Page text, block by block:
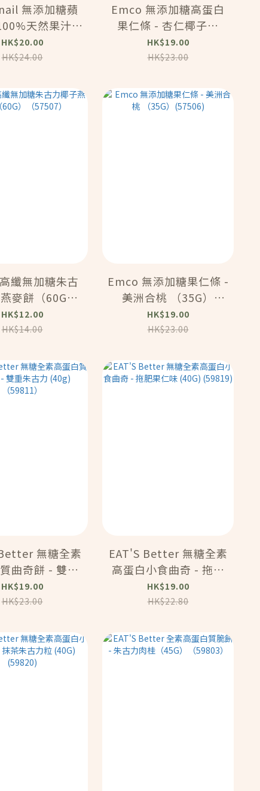
無添加糖蘋
天然果汁軟
(93406)
HK$20.00
HK$24.00
Emco 無添加糖高蛋白
果仁條 - 杏仁椰子片
(35g) (57504)
HK$19.00
HK$23.00
纖無加糖朱古
麥餅（60G）
（57507）
HK$12.00
HK$14.00
Emco 無添加糖果仁條 -
美洲合桃 （35G）
(57506)
HK$19.00
HK$23.00
無糖全素
曲奇餅 - 雙重
（59811）
HK$19.00
HK$23.00
EAT'S Better 無糖全素
高蛋白小食曲奇 - 拖肥
果仁味 (40G) (59819)
HK$19.00
HK$22.80